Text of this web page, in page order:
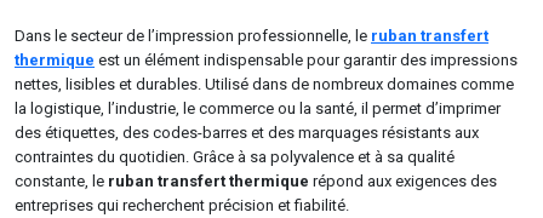
Dans le secteur de l’impression professionnelle, le ruban transfert
thermique est un élément indispensable pour garantir des impressions
nettes, lisibles et durables. Utilisé dans de nombreux domaines comme
la logistique, l’industrie, le commerce ou la santé, il permet d’imprimer
des étiquettes, des codes-barres et des marquages résistants aux
contraintes du quotidien. Grâce à sa polyvalence et à sa qualité
constante, le ruban transfert thermique répond aux exigences des
entreprises qui recherchent précision et fiabilité.